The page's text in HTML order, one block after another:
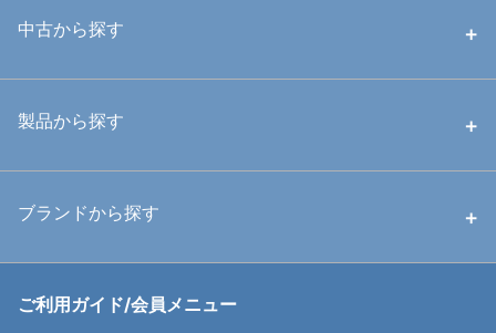
中古から探す
中古ハウジング
中古アームシステム
製品から探す
ハウジング
ブランドから探す
RGBlue
ご利用ガイド/会員メニュー